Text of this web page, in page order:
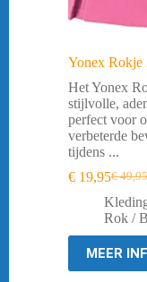
Yonex Rokje
Het Yonex
stijlvolle,
perfect voor
verbeterde
tijdens ...
€49,95
prijs
was:
€ 19,95Huidige
prijs
is:
Rok /
MEER